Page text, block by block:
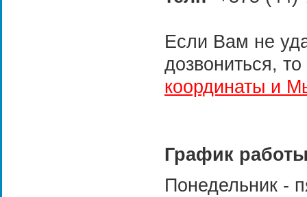
Если Вам не
дозвониться, то
координаты и
График
Понедельник -